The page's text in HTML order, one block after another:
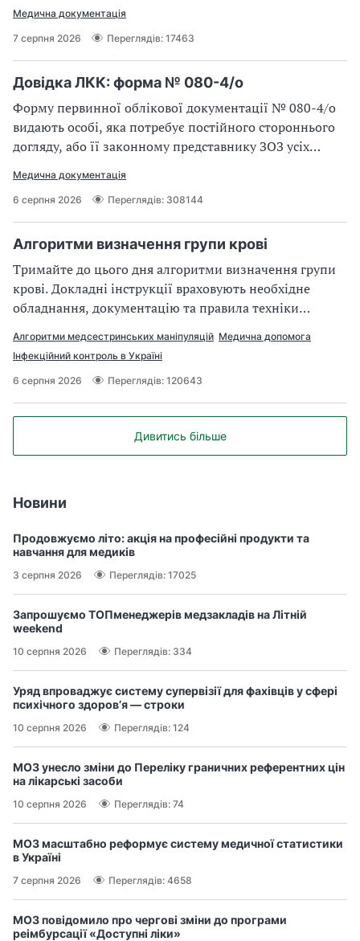
Медична документація
7 серпня 2026 Переглядів: 17463
Довідка ЛКК: форма № 080-4/о
Форму первинної облікової документації № 080-4/о
видають особі, яка потребує постійного стороннього
догляду, або її законному представнику ЗОЗ усіх
Медична документація
6 серпня 2026 Переглядів: 308144
Алгоритми визначення групи крові
Тримайте до цього дня алгоритми визначення групи
крові. Докладні інструкції враховують необхідне
обладнання, документацію та правила техніки
Алгоритми медсестринських маніпуляцій Медична допомога
Інфекційний контроль в Україні
6 серпня 2026 Переглядів: 120643
Дивитись більше
Новини
Продовжуємо літо: акція на професійні продукти та
навчання для медиків
3 серпня 2026 Переглядів: 17025
Запрошуємо ТОПменеджерів медзакладів на Літній
weekend
10 серпня 2026 Переглядів: 334
Уряд впроваджує систему супервізії для фахівців у сфері
психічного здоров’я — строки
10 серпня 2026 Переглядів: 124
МОЗ унесло зміни до Переліку граничних референтних цін
на лікарські засоби
10 серпня 2026 Переглядів: 74
МОЗ масштабно реформує систему медичної статистики
в Україні
7 серпня 2026 Переглядів: 4658
МОЗ повідомило про чергові зміни до програми
реімбурсації «Доступні ліки»